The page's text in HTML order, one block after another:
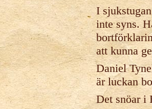
I
inte syns.
att kunna
Daniel
är luckan
Det snöar i